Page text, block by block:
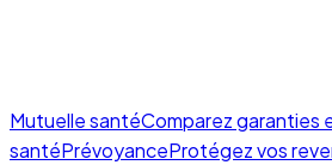
Mutuelle santéComparez garanties
santéPrévoyanceProtégez vos